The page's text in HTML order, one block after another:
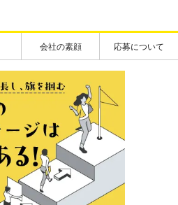
会社の素顔 応募について